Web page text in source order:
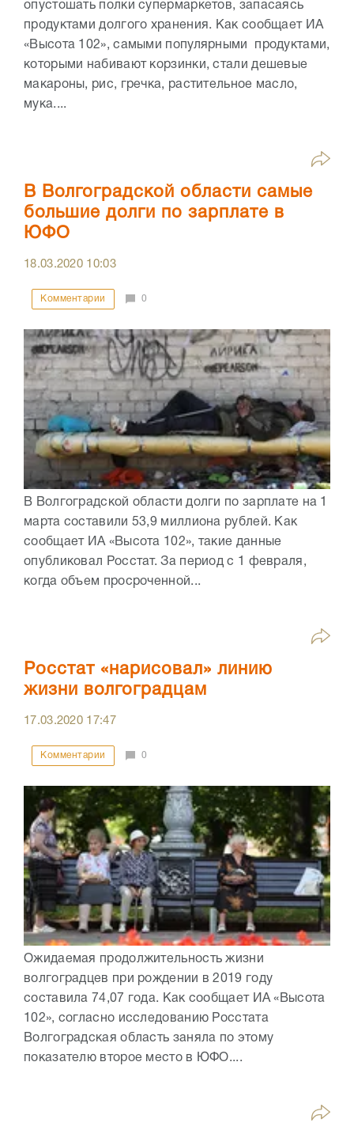
опустошать полки супермаркетов, запасаясь
продуктами долгого хранения. Как сообщает ИА
«Высота 102», самыми популярными продуктами,
которыми набивают корзинки, стали дешевые
макароны, рис, гречка, растительное масло,
мука....
В Волгоградской области самые
большие долги по зарплате в
ЮФО
18.03.2020 10:03
Комментарии 0
В Волгоградской области долги по зарплате на 1
марта составили 53,9 миллиона рублей. Как
сообщает ИА «Высота 102», такие данные
опубликовал Росстат. За период с 1 февраля,
когда объем просроченной...
Росстат «нарисовал» линию
жизни волгоградцам
17.03.2020 17:47
Комментарии 0
Ожидаемая продолжительность жизни
волгоградцев при рождении в 2019 году
составила 74,07 года. Как сообщает ИА «Высота
102», согласно исследованию Росстата
Волгоградская область заняла по этому
показателю второе место в ЮФО....